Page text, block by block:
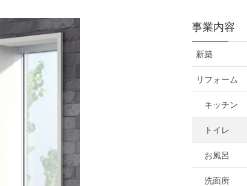
事業内容
新築
リフォーム
キッチン
トイレ
お風呂
洗面所